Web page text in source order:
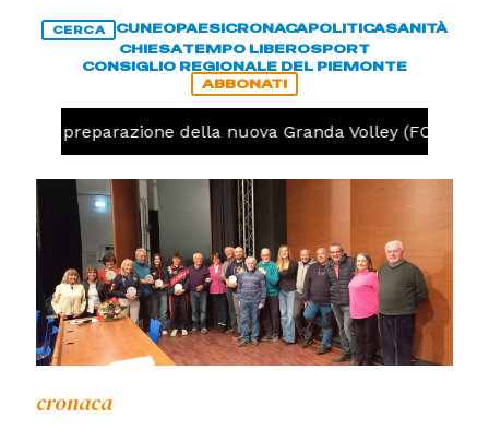
CERCA CUNEOPAESICRONACAPOLITICASANITÀ
CHIESATEMPO LIBEROSPORT
CONSIGLIO REGIONALE DEL PIEMONTE
ABBONATI
preparazione della nuova Granda Volley (FOTO e
cronaca